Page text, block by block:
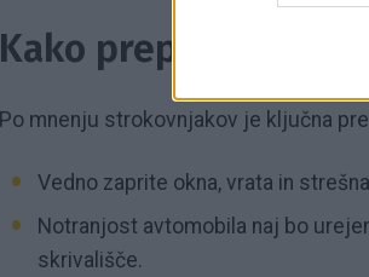
Kako preprečiti, da
Po mnenju strokovnjakov je ključna
Vedno zaprite okna, vrata in
Notranjost avtomobila naj bo
skrivališče.